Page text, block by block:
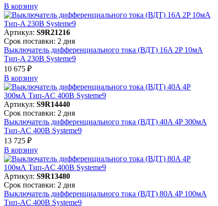
В корзинy
Артикул: S9R21216
Срок поставки: 2 дня
Выключатель дифференциального тока (ВДТ) 16A 2P 10мА
Тип-A 230В Systeme9
10 675 ₽
В корзинy
Артикул: S9R14440
Срок поставки: 2 дня
Выключатель дифференциального тока (ВДТ) 40A 4P 300мА
Тип-AC 400В Systeme9
13 725 ₽
В корзинy
Артикул: S9R13480
Срок поставки: 2 дня
Выключатель дифференциального тока (ВДТ) 80A 4P 100мА
Тип-AC 400В Systeme9